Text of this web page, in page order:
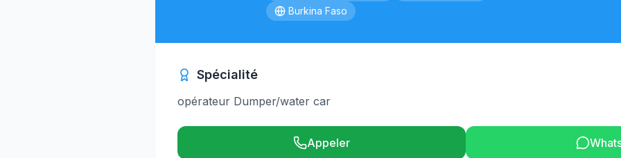
Burkina Faso
Spécialité
opérateur Dumper/water car
Appeler